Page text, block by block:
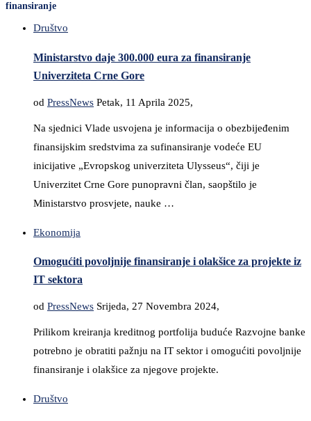
finansiranje
Društvo
Ministarstvo daje 300.000 eura za finansiranje
Univerziteta Crne Gore
od PressNews Petak, 11 Aprila 2025,
Na sjednici Vlade usvojena je informacija o obezbijeđenim
finansijskim sredstvima za sufinansiranje vodeće EU
inicijative „Evropskog univerziteta Ulysseus“, čiji je
Univerzitet Crne Gore punopravni član, saopštilo je
Ministarstvo prosvjete, nauke …
Ekonomija
Omogućiti povoljnije finansiranje i olakšice za projekte iz
IT sektora
od PressNews Srijeda, 27 Novembra 2024,
Prilikom kreiranja kreditnog portfolija buduće Razvojne banke
potrebno je obratiti pažnju na IT sektor i omogućiti povoljnije
finansiranje i olakšice za njegove projekte.
Društvo